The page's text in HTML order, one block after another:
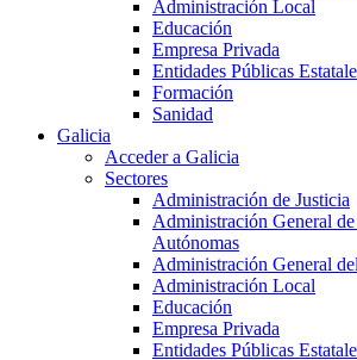
Administración Local
Educación
Empresa Privada
Entidades Públicas
Formación
Sanidad
Galicia
Acceder a Galicia
Sectores
Administración de Justicia
Administración General
Autónomas
Administración General
Administración Local
Educación
Empresa Privada
Entidades Públicas